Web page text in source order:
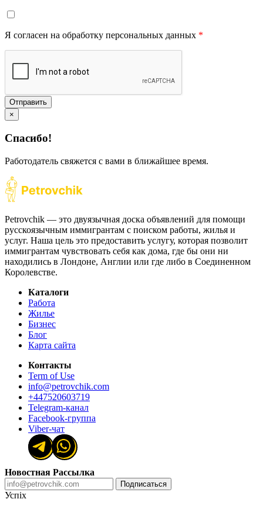
Я согласен на обработку персональных данных *
Отправить
×
Спасибо!
Работодатель свяжется с вами в ближайшее время.
Petrovchik — это двуязычная доска объявлений для помощи
русскоязычным иммигрантам с поиском работы, жилья и
услуг. Наша цель это предоставить услугу, которая позволит
иммигрантам чувствовать себя как дома, где бы они ни
находились в Лондоне, Англии или где либо в Соединенном
Королевстве.
Каталоги
Работа
Жилье
Бизнес
Блог
Карта сайта
Контакты
Term of Use
info@petrovchik.com
+447520603719
Telegram-канал
Facebook-группа
Viber-чат
Новостная Рассылка
Подписаться
Успіх